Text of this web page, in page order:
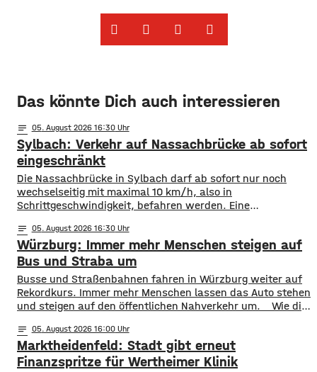
Das könnte Dich auch interessieren
notes 05. August 2026 16:30
Sylbach: Verkehr auf Nassachbrücke ab sofort
eingeschränkt
Die Nassachbrücke in Sylbach darf ab sofort nur noch
wechselseitig mit maximal 10 km/h, also in
Schrittgeschwindigkeit, befahren werden. Eine
Landratsamt am Mittwochnachmittag veröffentlicht.
Hintergrund ist das der Schwerlastverkehr aufgrund der
kurzfristigen Sperrung der Nassachbrücke in Haßfurt
deutlich zugenommen hat. Durch die Begrenzung der
Höchstgeschwindigkeit soll das über 50 Jahre
notes 05. August 2026 16:30
Würzburg: Immer mehr Menschen steigen auf
Bus und Straba um
​​Busse und Straßenbahnen fahren in Würzburg weiter auf
Rekordkurs. Immer mehr Menschen lassen das Auto stehen
und steigen auf den öffentlichen Nahverkehr um. ​Wie die
so viele Fahrgäste transportiert wie nie zuvor. Insgesamt
waren knapp 18 Millionen Menschen im öffentlichen
Nahverkehr unterwegs. ​Besonders deutlich zeigt sich
notes 05. August 2026 16:00
Marktheidenfeld: Stadt gibt erneut
Finanzspritze für Wertheimer Klinik